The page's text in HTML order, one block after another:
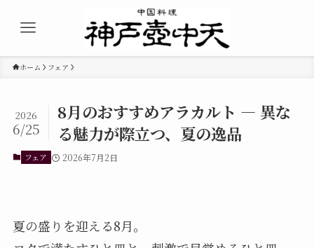
ホーム フェア
8月のおすすめアラカルト — 異な
る魅力が際立つ、夏の逸品
2026
6/25
フェア 2026年7月2日
夏の盛りを迎える8月。